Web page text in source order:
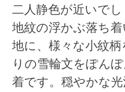
二人静色が近いで
地紋の浮かぶ落ち
地に、様々な小紋
りの雪輪文をぽん
着です。穏やかな